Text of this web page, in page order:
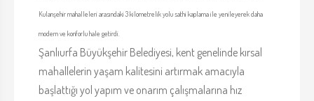
Kulanşehir mahalleleri arasındaki 3 kilometrelik yolu sathi kaplama ile yenileyerek daha
modern ve konforlu hale getirdi.
Şanlıurfa Büyükşehir Belediyesi, kent genelinde kırsal
mahallelerin yaşam kalitesini artırmak amacıyla
başlattığı yol yapım ve onarım çalışmalarına hız